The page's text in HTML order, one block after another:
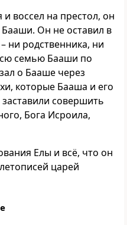
воссел на престол, он
Он не оставил в
ни родственника, ни
семью Бааши по
о Бааше через
которые Бааша и его
совершить
Бога Исроила,
Елы и всё, что он
царей